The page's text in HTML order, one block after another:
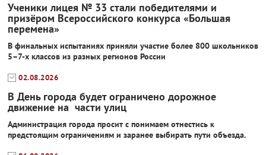
Ученики лицея № 33 стали победителями и
призёром Всероссийского конкурса «Большая
перемена»
В финальных испытаниях приняли участие более 800 школьников
5–7-х классов из разных регионов России
02.08.2026
В День города будет ограничено дорожное
движение на части улиц
Администрация города просит с понимаем отнестись к
предстоящим ограничениям и заранее выбирать пути объезда.